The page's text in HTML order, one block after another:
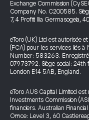
Exchange Commission
Company No. C200585.
7, 4 Profiti Ilia Germasogeia,
eToro (UK) Ltd est autorisée
(FCA) pour les services liés à
Number: 583263.
07973792. Siège social:
London E14 5AB, England.
eToro AUS Capital Limited
Investments Commission
financiers. Australian
Office: Level 3, 60